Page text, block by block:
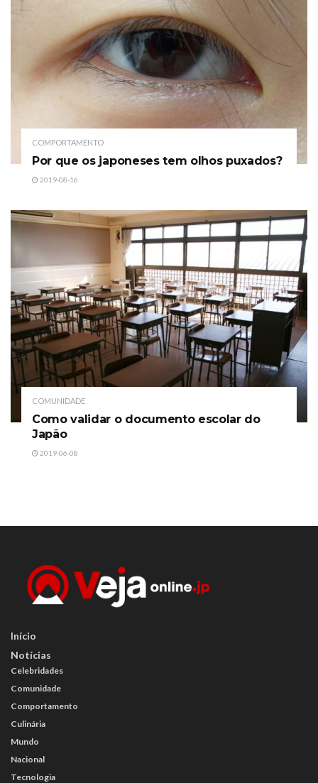
COMPORTAMENTO
Por que os japoneses tem olhos puxados?
2019-08-16
COMUNIDADE
Como validar o documento escolar do
Japão
2019-06-08
Início
Notícias
Celebridades
Comunidade
Comportamento
Culinária
Mundo
Nacional
Tecnologia